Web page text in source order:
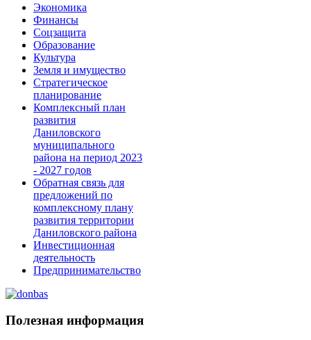
Экономика
Финансы
Соцзащита
Образование
Культура
Земля и имущество
Стратегическое
планирование
Комплексный план
развития
Даниловского
муниципального
района на период 2023
- 2027 годов
Обратная связь для
предложений по
комплексному плану
развития территории
Даниловского района
Инвестиционная
деятельность
Предпринимательство
Полезная информация